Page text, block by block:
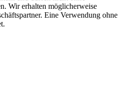
Wir erhalten möglicherweise
Eine Verwendung ohne